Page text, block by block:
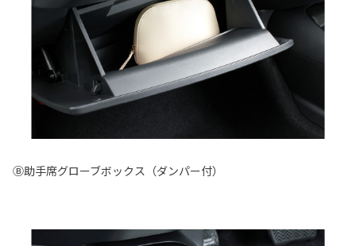
Ⓑ助手席グローブボックス（ダンパー付）